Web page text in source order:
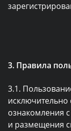
3. Правила
3.1.
исключительно
ознакомления
и размещения